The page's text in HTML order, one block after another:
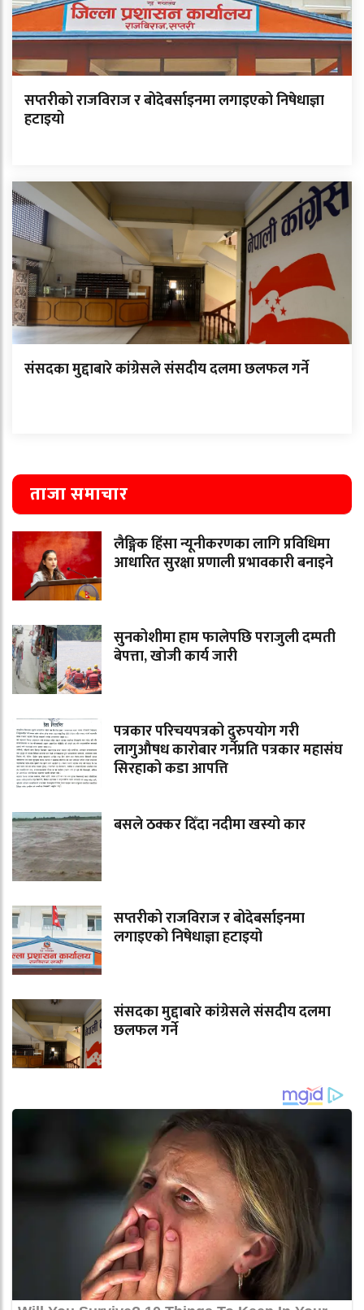
सप्तरीको राजविराज र बोदेबर्साइनमा लगाइएको निषेधाज्ञा
हटाइयो
संसदका मुद्दाबारे कांग्रेसले संसदीय दलमा छलफल गर्ने
ताजा समाचार
लैङ्गिक हिंसा न्यूनीकरणका लागि प्रविधिमा
आधारित सुरक्षा प्रणाली प्रभावकारी बनाइने
सुनकोशीमा हाम फालेपछि पराजुली दम्पती
बेपत्ता, खोजी कार्य जारी
पत्रकार परिचयपत्रको दुरुपयोग गरी
लागुऔषध कारोबार गर्नेप्रति पत्रकार महासंघ
सिरहाको कडा आपत्ति
बसले ठक्कर दिँदा नदीमा खस्यो कार
सप्तरीको राजविराज र बोदेबर्साइनमा
लगाइएको निषेधाज्ञा हटाइयो
संसदका मुद्दाबारे कांग्रेसले संसदीय दलमा
छलफल गर्ने